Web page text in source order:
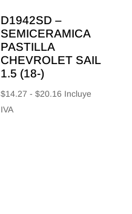
D1942SD –
SEMICERAMICA
PASTILLA
CHEVROLET SAIL
1.5 (18-)
$14.27 - $20.16 Rango
Incluye
IVA